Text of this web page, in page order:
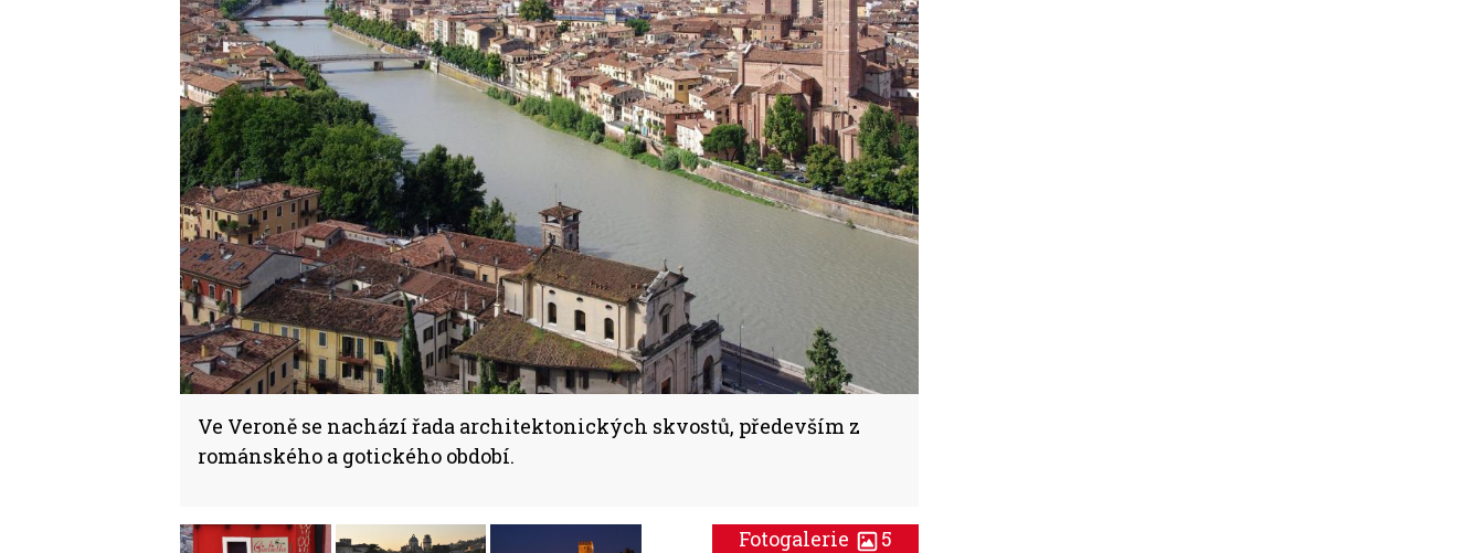
Ve Veroně se nachází řada architektonických skvostů, především z
románského a gotického období.
Fotogalerie 5